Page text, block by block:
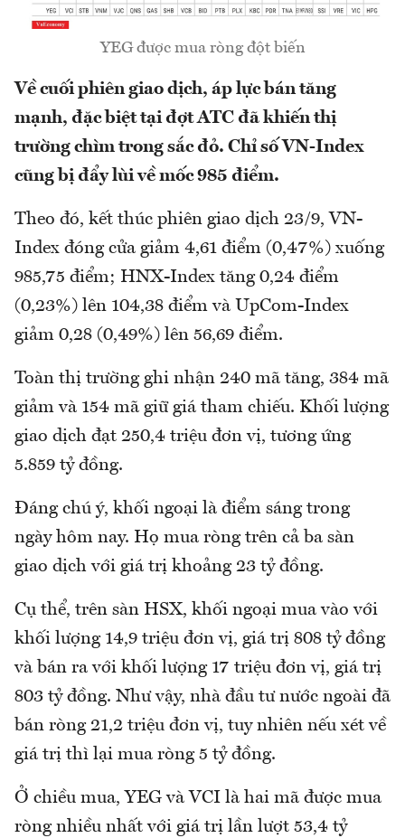
YEG được mua ròng đột biến
Về cuối phiên giao dịch, áp lực bán tăng
mạnh, đặc biệt tại đợt ATC đã khiến thị
trường chìm trong sắc đỏ. Chỉ số VN-Index
cũng bị đẩy lùi về mốc 985 điểm.
Theo đó, kết thúc phiên giao dịch 23/9, VN-
Index đóng cửa giảm 4,61 điểm (0,47%) xuống
985,75 điểm; HNX-Index tăng 0,24 điểm
(0,23%) lên 104,38 điểm và UpCom-Index
giảm 0,28 (0,49%) lên 56,69 điểm.
Toàn thị trường ghi nhận 240 mã tăng, 384 mã
giảm và 154 mã giữ giá tham chiếu. Khối lượng
giao dịch đạt 250,4 triệu đơn vị, tương ứng
5.859 tỷ đồng.
Đáng chú ý, khối ngoại là điểm sáng trong
ngày hôm nay. Họ mua ròng trên cả ba sàn
giao dịch với giá trị khoảng 23 tỷ đồng.
Cụ thể, trên sàn HSX, khối ngoại mua vào với
khối lượng 14,9 triệu đơn vị, giá trị 808 tỷ đồng
và bán ra với khối lượng 17 triệu đơn vị, giá trị
803 tỷ đồng. Như vậy, nhà đầu tư nước ngoài đã
bán ròng 21,2 triệu đơn vị, tuy nhiên nếu xét về
giá trị thì lại mua ròng 5 tỷ đồng.
Ở chiều mua, YEG và VCI là hai mã được mua
ròng nhiều nhất với giá trị lần lượt 53,4 tỷ